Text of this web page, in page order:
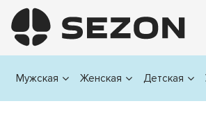
Мужская Женская Детская